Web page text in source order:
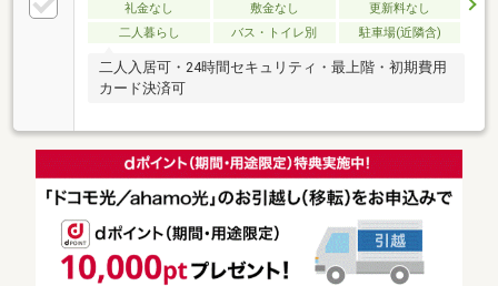
礼金なし 敷金なし
更新料なし
二人暮らし
バス・トイレ別 駐車場(近隣含)
二人入居可・24時間セキュリティ・最上階・初期費用
カード決済可